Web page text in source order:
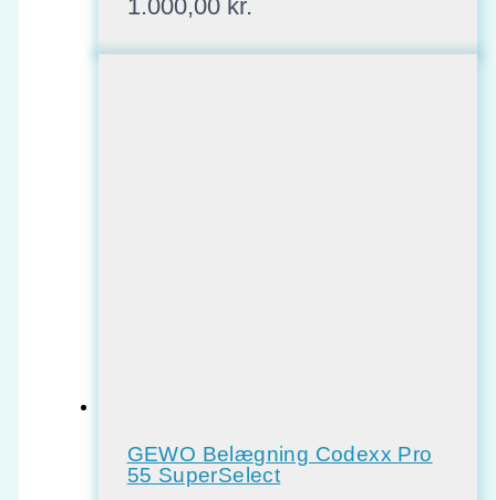
1.000,00 kr.
GEWO Belægning Codexx Pro
55 SuperSelect